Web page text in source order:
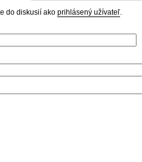
do diskusií ako prihlásený užívateľ.